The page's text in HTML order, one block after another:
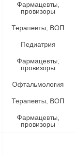
Фармацевты,
провизоры
Терапевты, ВОП
Педиатрия
Фармацевты,
провизоры
Офтальмология
Терапевты, ВОП
Фармацевты,
провизоры